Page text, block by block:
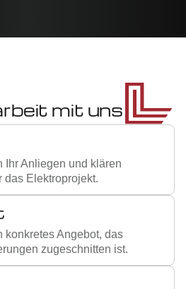
mit uns
Ihr Anliegen und klären
das Elektroprojekt.
konkretes Angebot, das
zugeschnitten ist.